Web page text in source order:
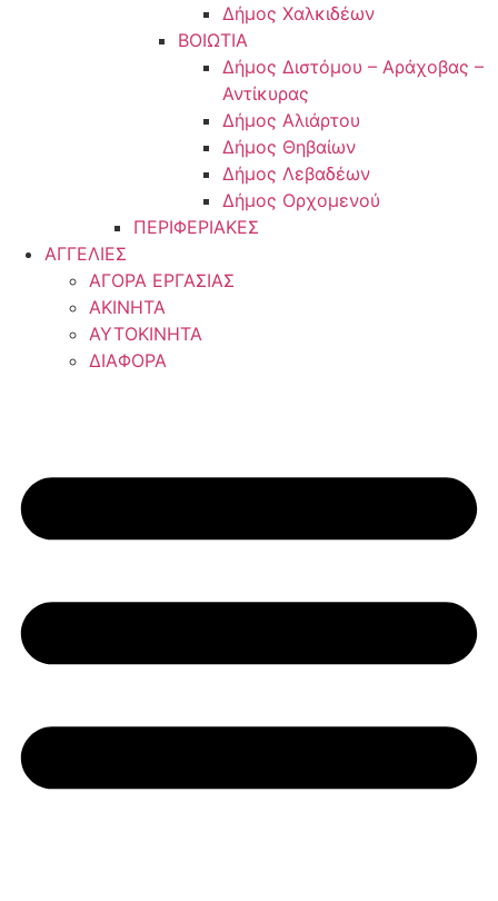
Δήμος Χαλκιδέων
ΒΟΙΩΤΙΑ
Δήμος Διστόμου – Αράχοβας –
Αντίκυρας
Δήμος Αλιάρτου
Δήμος Θηβαίων
Δήμος Λεβαδέων
Δήμος Ορχομενού
ΠΕΡΙΦΕΡΙΑΚΕΣ
ΑΓΓΕΛΙΕΣ
ΑΓΟΡΑ ΕΡΓΑΣΙΑΣ
ΑΚΙΝΗΤΑ
ΑΥΤΟΚΙΝΗΤΑ
ΔΙΑΦΟΡΑ